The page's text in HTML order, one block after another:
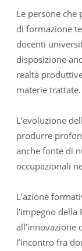
Le persone che
di formazione
docenti
disposizione
realtà
materie trattate.
L’evoluzione
produrre
anche fonte di
occupazionali
L’azione
l’impegno della
all’innovazione
l’incontro fra